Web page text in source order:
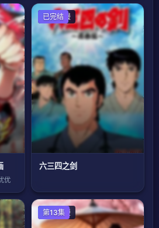
优
日本动漫
已完结
六三四之剑
国产动漫
第13集